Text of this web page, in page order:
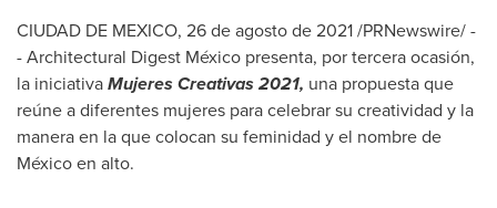
CIUDAD DE MEXICO, 26 de agosto de 2021 /PRNewswire/ -
- Architectural Digest México presenta, por tercera ocasión,
la iniciativaMujeres Creativas 2021, una propuesta que
reúne a diferentes mujeres para celebrar su creatividad y la
manera en la que colocan su feminidad y el nombre de
México en alto.